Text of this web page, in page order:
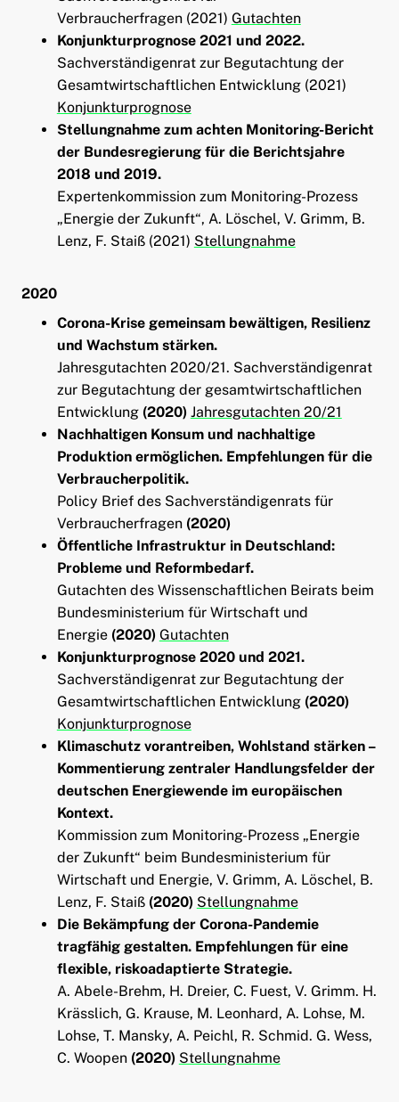
Verbraucherfragen (2021) Gutachten
Konjunkturprognose 2021 und 2022.
Sachverständigenrat zur Begutachtung der
Gesamtwirtschaftlichen Entwicklung (2021)
Konjunkturprognose
Stellungnahme zum achten Monitoring-Bericht
der Bundesregierung für die Berichtsjahre
2018 und 2019.
Expertenkommission zum Monitoring-Prozess
„Energie der Zukunft“, A. Löschel, V. Grimm, B.
Lenz, F. Staiß (2021) Stellungnahme
2020
Corona-Krise gemeinsam bewältigen, Resilienz
und Wachstum stärken.
Jahresgutachten 2020/21. Sachverständigenrat
zur Begutachtung der gesamtwirtschaftlichen
Entwicklung (2020) Jahresgutachten 20/21
Nachhaltigen Konsum und nachhaltige
Produktion ermöglichen. Empfehlungen für die
Verbraucherpolitik.
Policy Brief des Sachverständigenrats für
Verbraucherfragen (2020)
Öffentliche Infrastruktur in Deutschland:
Probleme und Reformbedarf.
Gutachten des Wissenschaftlichen Beirats beim
Bundesministerium für Wirtschaft und
Energie (2020) Gutachten
Konjunkturprognose 2020 und 2021.
Sachverständigenrat zur Begutachtung der
Gesamtwirtschaftlichen Entwicklung (2020)
Konjunkturprognose
Klimaschutz vorantreiben, Wohlstand stärken –
Kommentierung zentraler Handlungsfelder der
deutschen Energiewende im europäischen
Kontext.
Kommission zum Monitoring-Prozess „Energie
der Zukunft“ beim Bundesministerium für
Wirtschaft und Energie, V. Grimm, A. Löschel, B.
Lenz, F. Staiß (2020) Stellungnahme
Die Bekämpfung der Corona-Pandemie
tragfähig gestalten. Empfehlungen für eine
flexible, riskoadaptierte Strategie.
A. Abele-Brehm, H. Dreier, C. Fuest, V. Grimm. H.
Krässlich, G. Krause, M. Leonhard, A. Lohse, M.
Lohse, T. Mansky, A. Peichl, R. Schmid. G. Wess,
C. Woopen (2020) Stellungnahme